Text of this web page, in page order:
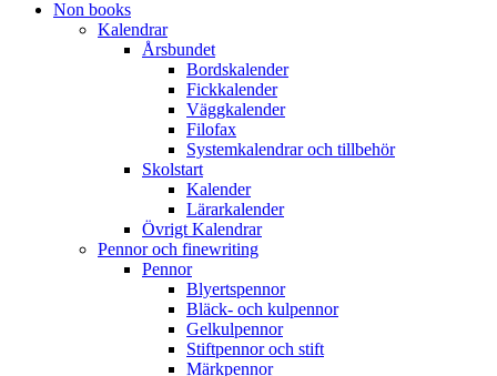
Non books
Kalendrar
Årsbundet
Bordskalender
Fickkalender
Väggkalender
Filofax
Systemkalendrar och tillbehör
Skolstart
Kalender
Lärarkalender
Övrigt Kalendrar
Pennor och finewriting
Pennor
Blyertspennor
Bläck- och kulpennor
Gelkulpennor
Stiftpennor och stift
Märkpennor